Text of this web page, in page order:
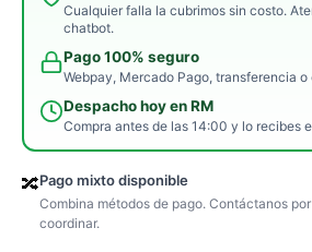
Cualquier falla la cubrimos sin costo.
chatbot.
Pago 100% seguro
Webpay, Mercado Pago, transferencia
Despacho hoy en RM
Compra antes de las 14:00 y lo recibes
🔀Pago mixto disponible
Combina métodos de pago. Contáctanos
coordinar.